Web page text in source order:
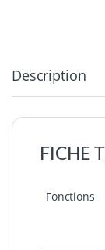
Description
FICHE
Fonctions